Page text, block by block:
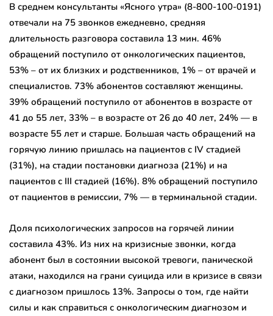
В среднем консультанты «Ясного утра» (8-800-100-0191)
отвечали на 75 звонков ежедневно, средняя
длительность разговора составила 13 мин. 46%
обращений поступило от онкологических пациентов,
53% – от их близких и родственников, 1% – от врачей и
специалистов. 73% абонентов составляют женщины.
39% обращений поступило от абонентов в возрасте от
41 до 55 лет, 33% – в возрасте от 26 до 40 лет, 24% — в
возрасте 55 лет и старше. Большая часть обращений на
горячую линию пришлась на пациентов с IV стадией
(31%), на стадии постановки диагноза (21%) и на
пациентов с III стадией (16%). 8% обращений поступило
от пациентов в ремиссии, 7% — в терминальной стадии.
Доля психологических запросов на горячей линии
составила 43%. Из них на кризисные звонки, когда
абонент был в состоянии высокой тревоги, панической
атаки, находился на грани суицида или в кризисе в связи
с диагнозом пришлось 13%. Запросы о том, где найти
силы и как справиться с онкологическим диагнозом и